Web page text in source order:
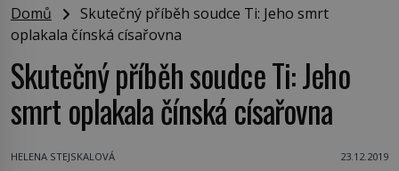
Domů
Skutečný příběh soudce Ti: Jeho smrt
oplakala čínská císařovna
Skutečný příběh soudce Ti: Jeho
smrt oplakala čínská císařovna
HELENA STEJSKALOVÁ 23.12.2019